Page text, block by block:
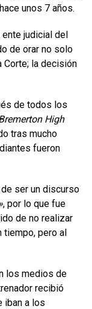
unos 7 años.
ente judicial del
de orar no solo
Corte; la decisión
de todos los
High
tras mucho
fueron
ser un discurso
, por lo que fue
de no realizar
tiempo, pero al
los medios de
recibió
iban a los